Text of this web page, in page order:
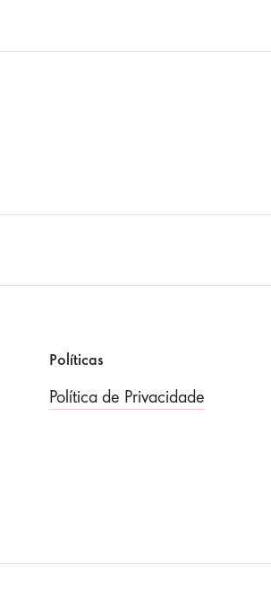
Políticas
Política de Privacidade